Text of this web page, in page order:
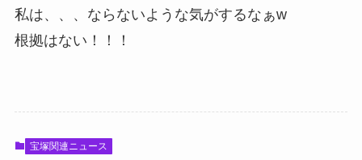
私は、、、ならないような気がするなぁw
根拠はない！！！
宝塚関連ニュース